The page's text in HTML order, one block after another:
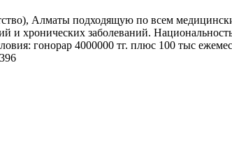
Алматы подходящую по всем
и хронических заболеваний.
гонорар 4000000 тг. плюс 100 тыс